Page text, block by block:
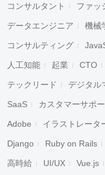
コンサルタント ファッ
データエンジニア 機械
コンサルティング
人工知能 起業 CTO
テックリード デジタル
SaaS カスタマーサポ
Adobe イラストレータ
Django Ruby on Rails
高時給 UI/UX Vue.js